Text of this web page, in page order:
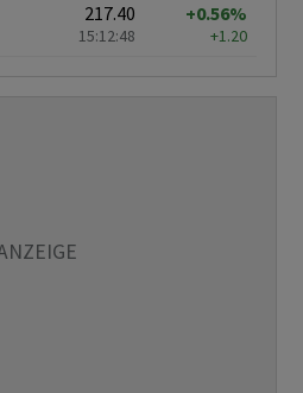
217.40
15:12:48
+0.56%
+1.20